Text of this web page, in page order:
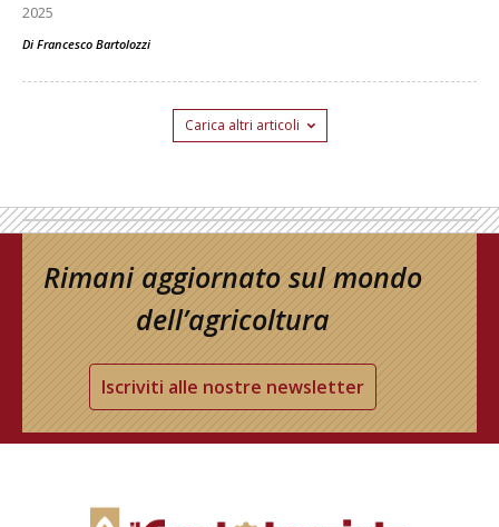
2025
Di Francesco Bartolozzi
Carica altri articoli
Rimani aggiornato sul mondo
dell’agricoltura
Iscriviti alle nostre newsletter